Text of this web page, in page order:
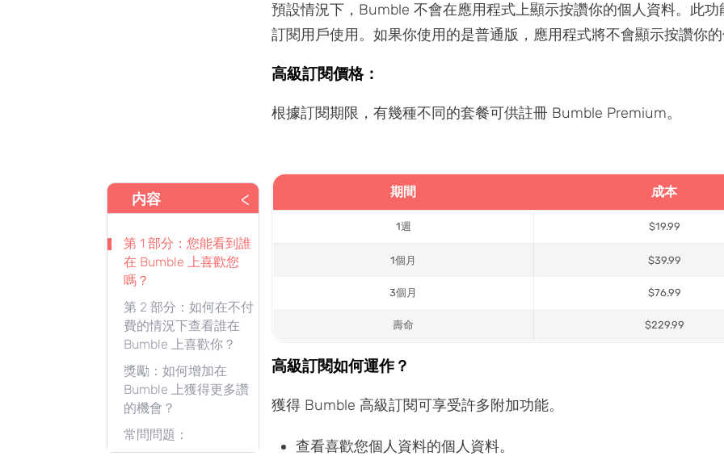
内容 <
第 1 部分：您能看到誰
在 Bumble 上喜歡您
嗎？
第 2 部分：如何在不付
費的情況下查看誰在
Bumble 上喜歡你？
獎勵：如何增加在
Bumble 上獲得更多讚
的機會？
常問問題：
預設情況下，Bumble 不會在應用程式上顯示按讚你的個人資料。此功
訂閱用戶使用。如果你使用的是普通版，應用程式將不會顯示按讚你
高級訂閱價格：
根據訂閱期限，有幾種不同的套餐可供註冊 Bumble Premium。
期間 成本
1週 $19.99
1個月 $39.99
3個月 $76.99
壽命 $229.99
高級訂閱如何運作？
獲得 Bumble 高級訂閱可享受許多附加功能。
查看喜歡您個人資料的個人資料。